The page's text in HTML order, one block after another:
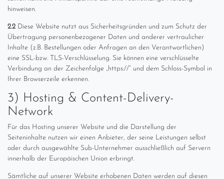
hinweisen.
2.2Diese Website nutzt aus Sicherheitsgründen und zum Schutz der
Übertragung personenbezogener Daten und anderer vertraulicher
Inhalte (z.B. Bestellungen oder Anfragen an den Verantwortlichen)
eine SSL-bzw. TLS-Verschlüsselung. Sie können eine verschlüsselte
Verbindung an der Zeichenfolge „https://“ und dem Schloss-Symbol in
Ihrer Browserzeile erkennen.
3) Hosting & Content-Delivery-
Network
Für das Hosting unserer Website und die Darstellung der
Seiteninhalte nutzen wir einen Anbieter, der seine Leistungen selbst
oder durch ausgewählte Sub-Unternehmer ausschließlich auf Servern
innerhalb der Europäischen Union erbringt.
Sämtliche auf unserer Website erhobenen Daten werden auf diesen